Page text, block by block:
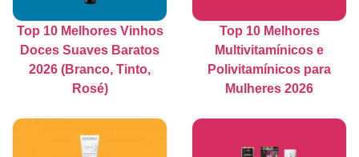
Top 10 Melhores Vinhos
Doces Suaves Baratos
2026 (Branco, Tinto,
Rosé)
Top 10 Melhores
Multivitamínicos e
Polivitamínicos para
Mulheres 2026